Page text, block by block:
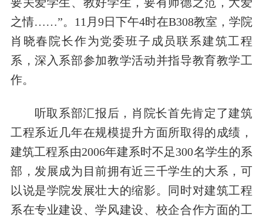
之情……”。11月9日下午4时在B308教室，学院
肖晓春院长作为党委班子成员联系建筑工程
系，深入系部参加教学活动并指导教育教学工
作。
听取系部汇报后，肖院长首先肯定了建筑
工程系近几年在规模提升方面所取得的成绩，
建筑工程系由2006年建系时不足300名学生的系
部，发展成为目前拥有近三千学生的大系，可
以说是学院发展壮大的缩影。同时对建筑工程
系在专业建设、学风建设、校企合作方面的工